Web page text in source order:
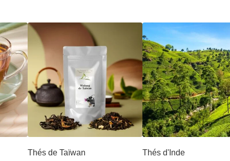
Thés de Taïwan Thés d'Inde